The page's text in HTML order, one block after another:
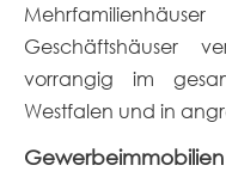
Geschäftshäuser
vorrangig im
Westfalen und in